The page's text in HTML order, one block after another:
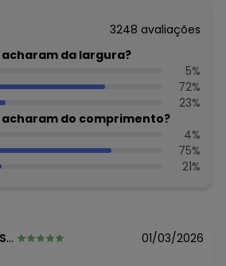
3248 avaliações
acharam da largura?
5%
72%
23%
acharam do comprimento?
4%
75%
21%
01/03/2026